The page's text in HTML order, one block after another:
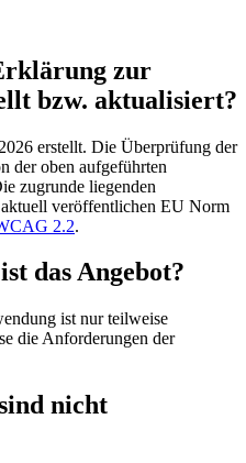
zur
bzw. aktualisiert?
erstellt. Die Überprüfung der
der oben aufgeführten
zugrunde liegenden
veröffentlichen EU Norm
2.2.
das Angebot?
ist nur teilweise
die Anforderungen der
nicht